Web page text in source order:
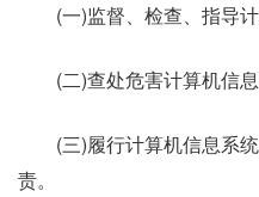
(一)监督、检查、指导
(二)查处危害计算机信
(三)履行计算机信息系
责。